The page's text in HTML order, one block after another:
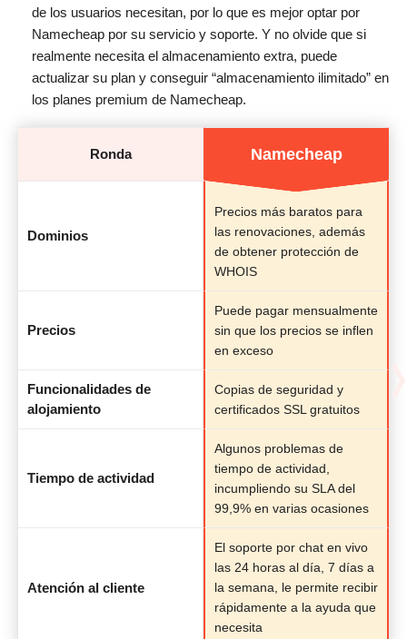
de los usuarios necesitan, por lo que es mejor optar por
Namecheap por su servicio y soporte. Y no olvide que si
realmente necesita el almacenamiento extra, puede
actualizar su plan y conseguir “almacenamiento ilimitado” en
los planes premium de Namecheap.
Ronda Namecheap
Dominios
Precios más baratos para
las renovaciones, además
de obtener protección de
WHOIS
Precios
Puede pagar mensualmente
sin que los precios se inflen
en exceso
Funcionalidades de
alojamiento
Copias de seguridad y
certificados SSL gratuitos
Tiempo de actividad
Algunos problemas de
tiempo de actividad,
incumpliendo su SLA del
99,9% en varias ocasiones
Atención al cliente
El soporte por chat en vivo
las 24 horas al día, 7 días a
la semana, le permite recibir
rápidamente a la ayuda que
necesita